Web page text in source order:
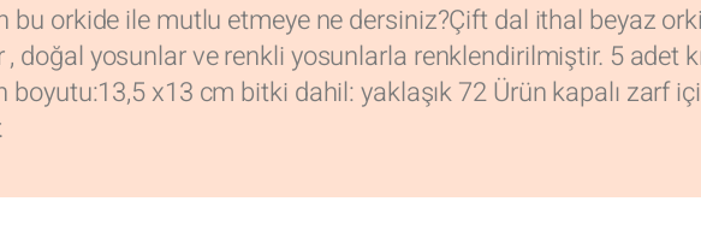
orkide ile mutlu etmeye ne dersiniz?Çift dal ithal beyaz
yosunlar ve renkli yosunlarla renklendirilmiştir. 5 adet
x13 cm bitki dahil: yaklaşık 72 Ürün kapalı zarf